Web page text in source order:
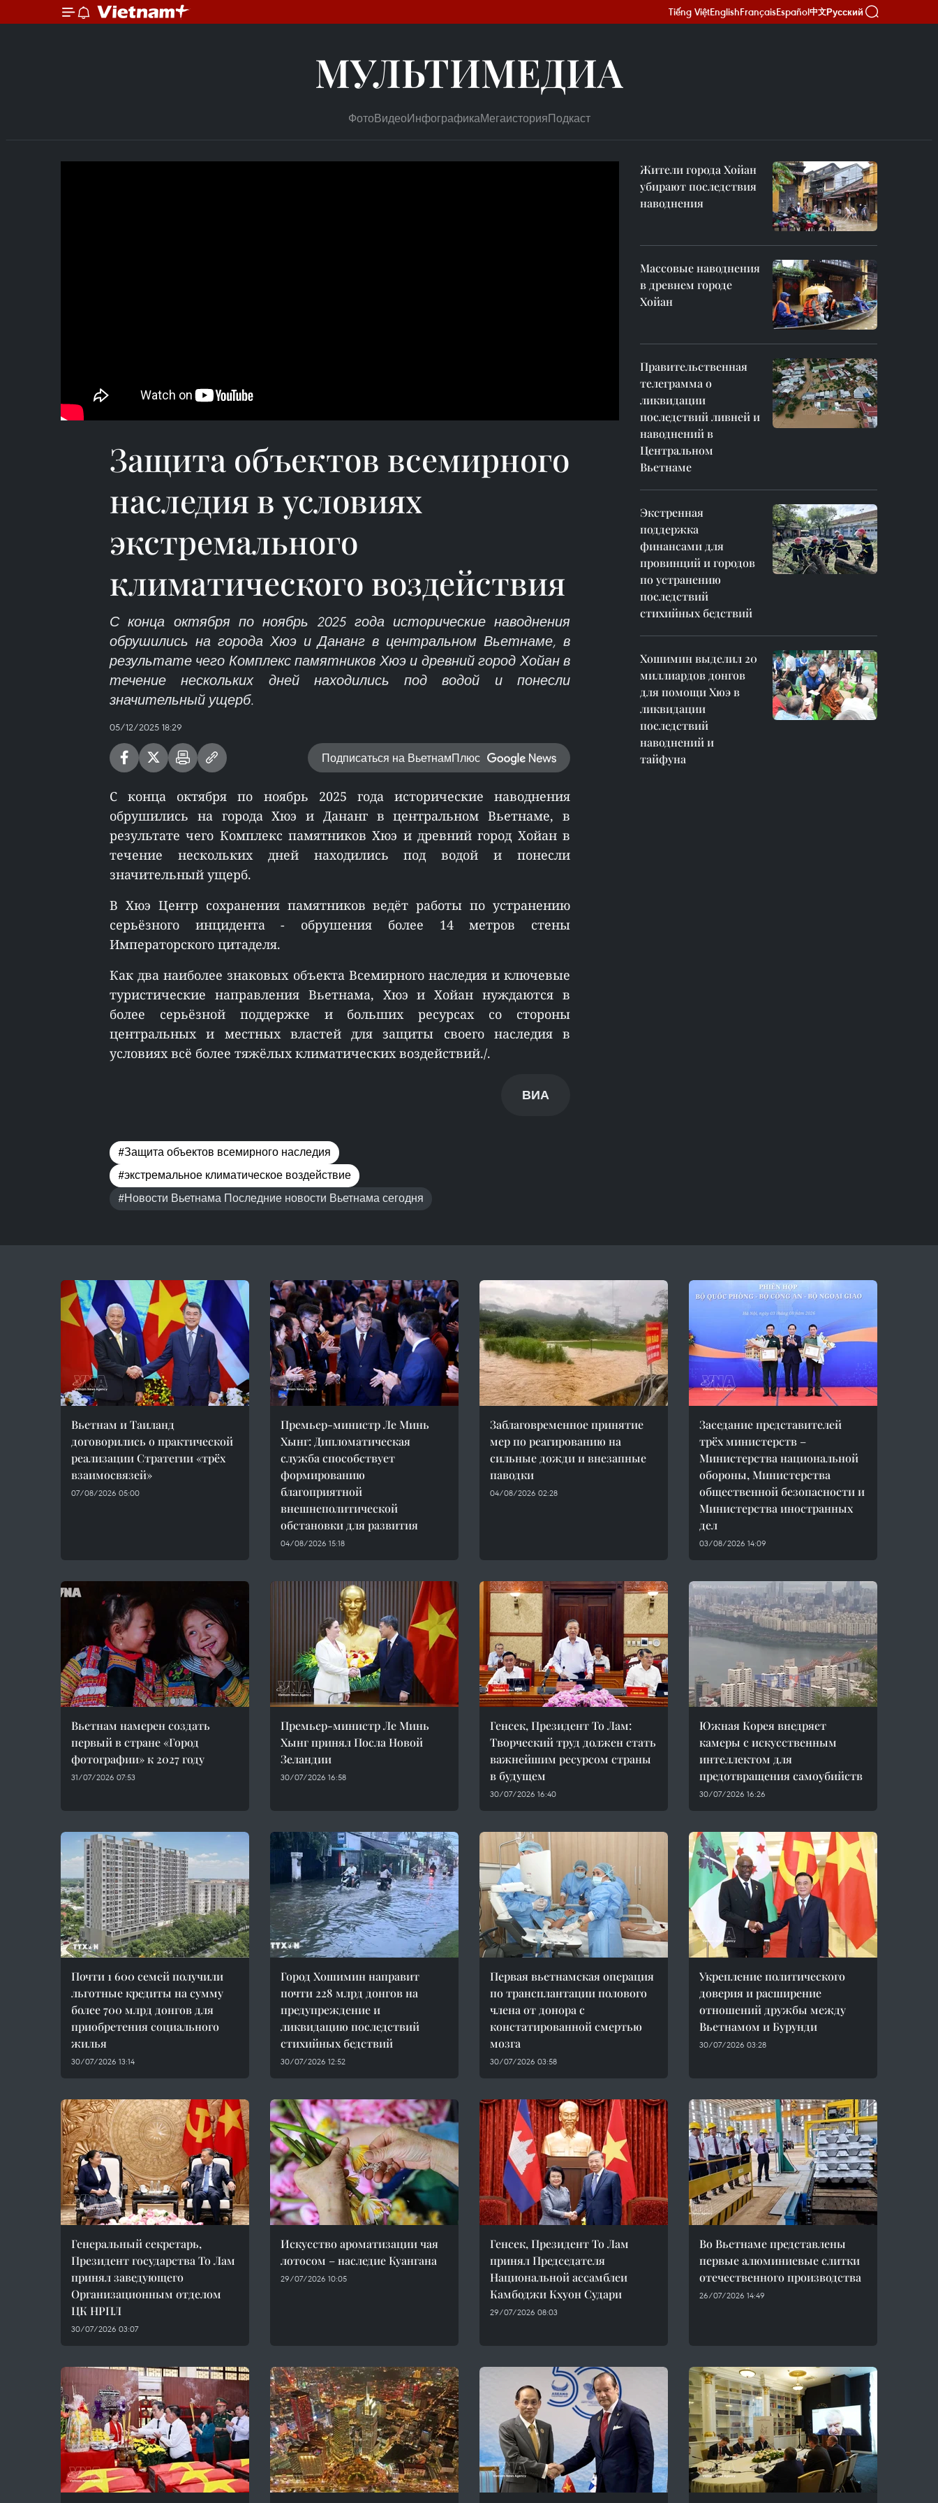
Tiếng ViệtEnglishFrançaisEspañol中文Русский
МУЛЬТИМЕДИА
ФотоВидеоИнфографикаМегаисторияПодкаст
Защита объектов всемирного
наследия в условиях
экстремального
климатического воздействия
С конца октября по ноябрь 2025 года исторические наводнения
обрушились на города Хюэ и Дананг в центральном Вьетнаме, в
результате чего Комплекс памятников Хюэ и древний город Хойан в
течение нескольких дней находились под водой и понесли
значительный ущерб.
05/12/2025 18:29
Подписаться на ВьетнамПлюс
С конца октября по ноябрь 2025 года исторические наводнения
обрушились на города Хюэ и Дананг в центральном Вьетнаме, в
результате чего Комплекс памятников Хюэ и древний город Хойан в
течение нескольких дней находились под водой и понесли
значительный ущерб.
В Хюэ Центр сохранения памятников ведёт работы по устранению
серьёзного инцидента - обрушения более 14 метров стены
Императорского цитаделя.
Как два наиболее знаковых объекта Всемирного наследия и ключевые
туристические направления Вьетнама, Хюэ и Хойан нуждаются в
более серьёзной поддержке и больших ресурсах со стороны
центральных и местных властей для защиты своего наследия в
условиях всё более тяжёлых климатических воздействий./.
ВИА
#Защита объектов всемирного наследия
#экстремальное климатическое воздействие
#Новости Вьетнама Последние новости Вьетнама сегодня
Жители города Хойан
убирают последствия
наводнения
Массовые наводнения
в древнем городе
Хойан
Правительственная
телеграмма о
ликвидации
последствий ливней и
наводнений в
Центральном
Вьетнаме
Экстренная
поддержка
финансами для
провинций и городов
по устранению
последствий
стихийных бедствий
Хошимин выделил 20
миллиардов донгов
для помощи Хюэ в
ликвидации
последствий
наводнений и
тайфуна
Вьетнам и Таиланд
договорились о практической
реализации Стратегии «трёх
взаимосвязей»
07/08/2026 05:00
Премьер-министр Ле Минь
Хынг: Дипломатическая
служба способствует
формированию
благоприятной
внешнеполитической
обстановки для развития
04/08/2026 15:18
Заблаговременное принятие
мер по реагированию на
сильные дожди и внезапные
паводки
04/08/2026 02:28
Заседание представителей
трёх министерств –
Министерства национальной
обороны, Министерства
общественной безопасности и
Министерства иностранных
дел
03/08/2026 14:09
Вьетнам намерен создать
первый в стране «Город
фотографии» к 2027 году
31/07/2026 07:53
Премьер-министр Ле Минь
Хынг принял Посла Новой
Зеландии
30/07/2026 16:58
Генсек, Президент То Лам:
Творческий труд должен стать
важнейшим ресурсом страны
в будущем
30/07/2026 16:40
Южная Корея внедряет
камеры с искусственным
интеллектом для
предотвращения самоубийств
30/07/2026 16:26
Почти 1 600 семей получили
льготные кредиты на сумму
более 700 млрд донгов для
приобретения социального
жилья
30/07/2026 13:14
Город Хошимин направит
почти 228 млрд донгов на
предупреждение и
ликвидацию последствий
стихийных бедствий
30/07/2026 12:52
Первая вьетнамская операция
по трансплантации полового
члена от донора с
констатированной смертью
мозга
30/07/2026 03:58
Укрепление политического
доверия и расширение
отношений дружбы между
Вьетнамом и Бурунди
30/07/2026 03:28
Генеральный секретарь,
Президент государства То Лам
принял заведующего
Организационным отделом
ЦК НРПЛ
30/07/2026 03:07
Искусство ароматизации чая
лотосом – наследие Куангана
29/07/2026 10:05
Генсек, Президент То Лам
принял Председателя
Национальной ассамблеи
Камбоджи Кхуон Судари
29/07/2026 08:03
Во Вьетнаме представлены
первые алюминиевые слитки
отечественного производства
26/07/2026 14:49